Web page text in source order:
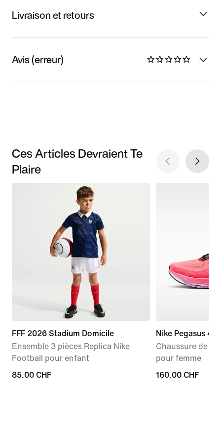
Livraison et retours
Avis (erreur)
Ces Articles Devraient Te
Plaire
FFF 2026 Stadium Domicile
Ensemble 3 pièces Replica Nike
Football pour enfant
85.00 CHF
85.00 CHF
Nike Pegasus 42
Chaussure de
pour femme
160.00 CHF
160.00 CHF